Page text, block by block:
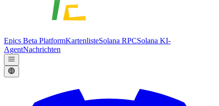
Epics Beta PlatformKartenlisteSolana RPCSolana KI-
AgentNachrichten